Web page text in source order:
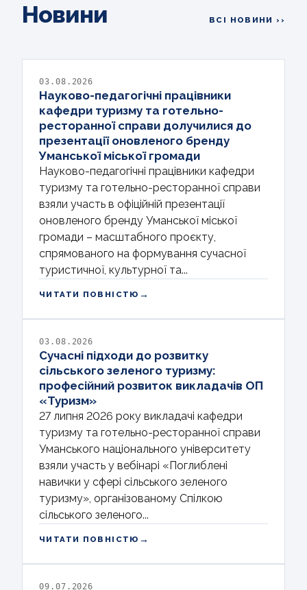
Новини ВСІ НОВИНИ ››
03.08.2026
Науково-педагогічні працівники
кафедри туризму та готельно-
ресторанної справи долучилися до
презентації оновленого бренду
Уманської міської громади
Науково-педагогічні працівники кафедри
туризму та готельно-ресторанної справи
взяли участь в офіційній презентації
оновленого бренду Уманської міської
громади – масштабного проєкту,
спрямованого на формування сучасної
туристичної, культурної та...
ЧИТАТИ ПОВНІСТЮ →
03.08.2026
Сучасні підходи до розвитку
сільського зеленого туризму:
професійний розвиток викладачів ОП
«Туризм»
27 липня 2026 року викладачі кафедри
туризму та готельно-ресторанної справи
Уманського національного університету
взяли участь у вебінарі «Поглиблені
навички у сфері сільського зеленого
туризму», організованому Спілкою
сільського зеленого...
ЧИТАТИ ПОВНІСТЮ →
09.07.2026